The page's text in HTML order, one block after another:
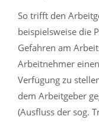
So trifft den
beispielsweise die
Gefahren am
Arbeitnehmer
Verfügung zu
dem Arbeitgeber
(Ausfluss der sog.